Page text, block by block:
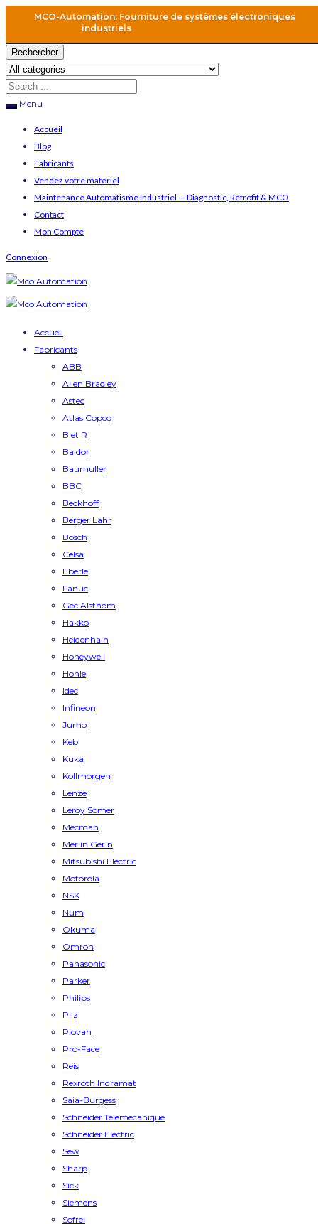
MCO-Automation: Fourniture de systèmes électroniques
industriels
Rechercher
Menu
Accueil
Blog
Fabricants
Vendez votre matériel
Maintenance Automatisme Industriel — Diagnostic, Rétrofit & MCO
Contact
Mon Compte
Connexion
Accueil
Fabricants
ABB
Allen Bradley
Astec
Atlas Copco
B et R
Baldor
Baumuller
BBC
Beckhoff
Berger Lahr
Bosch
Celsa
Eberle
Fanuc
Gec Alsthom
Hakko
Heidenhain
Honeywell
Honle
Idec
Infineon
Jumo
Keb
Kuka
Kollmorgen
Lenze
Leroy Somer
Mecman
Merlin Gerin
Mitsubishi Electric
Motorola
NSK
Num
Okuma
Omron
Panasonic
Parker
Philips
Pilz
Piovan
Pro-Face
Reis
Rexroth Indramat
Saia-Burgess
Schneider Telemecanique
Schneider Electric
Sew
Sharp
Sick
Siemens
Sofrel